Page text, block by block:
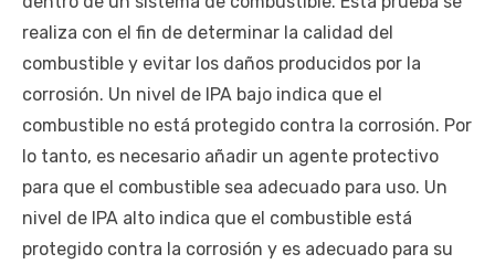
realiza con el fin de determinar la calidad del
combustible y evitar los daños producidos por la
corrosión. Un nivel de IPA bajo indica que el
combustible no está protegido contra la corrosión. Por
lo tanto, es necesario añadir un agente protectivo
para que el combustible sea adecuado para uso. Un
nivel de IPA alto indica que el combustible está
protegido contra la corrosión y es adecuado para su